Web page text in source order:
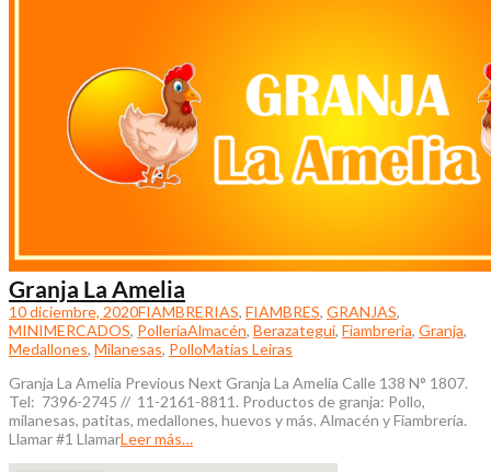
Granja La Amelia
10 diciembre, 2020FIAMBRERIAS, FIAMBRES, GRANJAS,
MINIMERCADOS, PolleríaAlmacén, Berazategui, Fiambreria, Granja,
Medallones, Milanesas, PolloMatías Leiras
Granja La Amelia Previous Next Granja La Amelia Calle 138 N° 1807.
Tel: 7396-2745 // 11-2161-8811. Productos de granja: Pollo,
milanesas, patitas, medallones, huevos y más. Almacén y Fiambrería.
Llamar #1 LlamarLeer más…